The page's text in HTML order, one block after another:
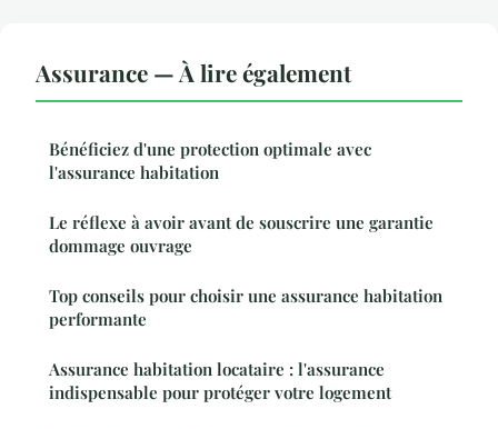
Assurance — À lire également
Bénéficiez d'une protection optimale avec
l'assurance habitation
Le réflexe à avoir avant de souscrire une garantie
dommage ouvrage
Top conseils pour choisir une assurance habitation
performante
Assurance habitation locataire : l'assurance
indispensable pour protéger votre logement